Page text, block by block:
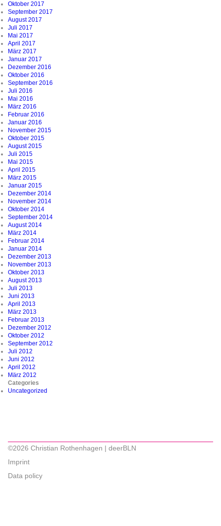
Oktober 2017
September 2017
August 2017
Juli 2017
Mai 2017
April 2017
März 2017
Januar 2017
Dezember 2016
Oktober 2016
September 2016
Juli 2016
Mai 2016
März 2016
Februar 2016
Januar 2016
November 2015
Oktober 2015
August 2015
Juli 2015
Mai 2015
April 2015
März 2015
Januar 2015
Dezember 2014
November 2014
Oktober 2014
September 2014
August 2014
März 2014
Februar 2014
Januar 2014
Dezember 2013
November 2013
Oktober 2013
August 2013
Juli 2013
Juni 2013
April 2013
März 2013
Februar 2013
Dezember 2012
Oktober 2012
September 2012
Juli 2012
Juni 2012
April 2012
März 2012
Categories
Uncategorized
©2026 Christian Rothenhagen | deerBLN
Imprint
Data policy